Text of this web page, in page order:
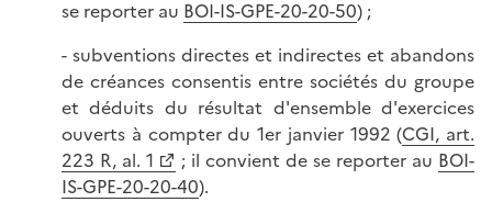
se reporter au BOI-IS-GPE-20-20-50) ;
- subventions directes et indirectes et abandons
de créances consentis entre sociétés du groupe
et déduits du résultat d'ensemble d'exercices
ouverts à compter du 1er janvier 1992 (CGI, art.
223 R, al. 1
; il convient de se reporter au BOI-
IS-GPE-20-20-40).